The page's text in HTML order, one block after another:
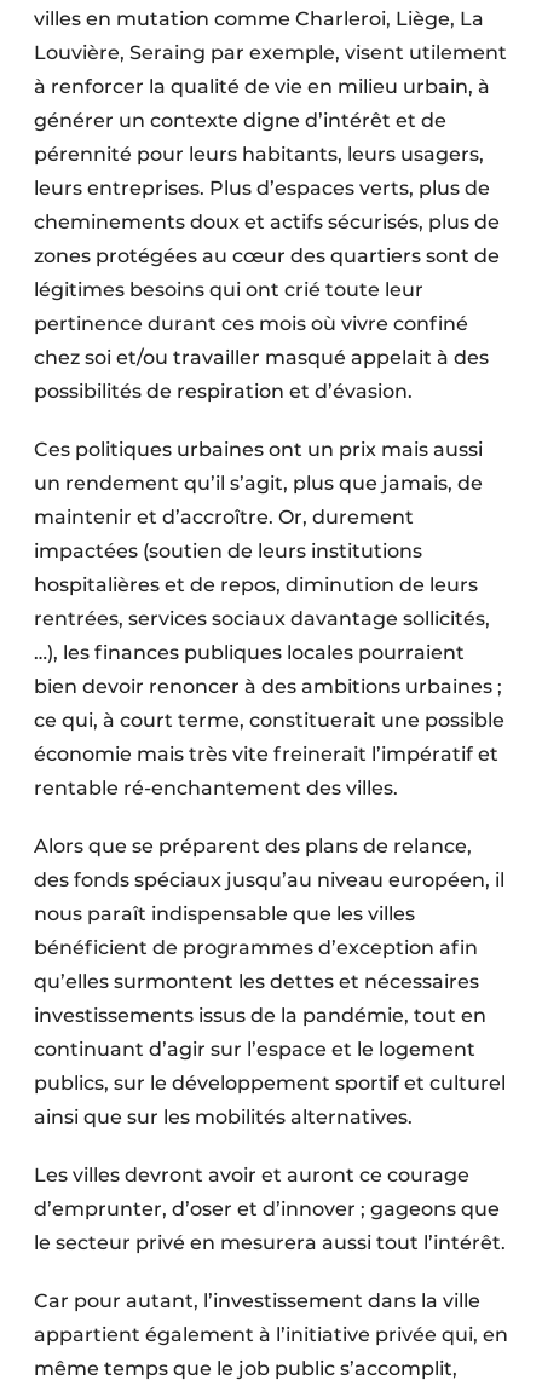
villes en mutation comme Charleroi, Liège, La
Louvière, Seraing par exemple, visent utilement
à renforcer la qualité de vie en milieu urbain, à
générer un contexte digne d’intérêt et de
pérennité pour leurs habitants, leurs usagers,
leurs entreprises. Plus d’espaces verts, plus de
cheminements doux et actifs sécurisés, plus de
zones protégées au cœur des quartiers sont de
légitimes besoins qui ont crié toute leur
pertinence durant ces mois où vivre confiné
chez soi et/ou travailler masqué appelait à des
possibilités de respiration et d’évasion.
Ces politiques urbaines ont un prix mais aussi
un rendement qu’il s’agit, plus que jamais, de
maintenir et d’accroître. Or, durement
impactées (soutien de leurs institutions
hospitalières et de repos, diminution de leurs
rentrées, services sociaux davantage sollicités,
…), les finances publiques locales pourraient
bien devoir renoncer à des ambitions urbaines ;
ce qui, à court terme, constituerait une possible
économie mais très vite freinerait l’impératif et
rentable ré-enchantement des villes.
Alors que se préparent des plans de relance,
des fonds spéciaux jusqu’au niveau européen, il
nous paraît indispensable que les villes
bénéficient de programmes d’exception afin
qu’elles surmontent les dettes et nécessaires
investissements issus de la pandémie, tout en
continuant d’agir sur l’espace et le logement
publics, sur le développement sportif et culturel
ainsi que sur les mobilités alternatives.
Les villes devront avoir et auront ce courage
d’emprunter, d’oser et d’innover ; gageons que
le secteur privé en mesurera aussi tout l’intérêt.
Car pour autant, l’investissement dans la ville
appartient également à l’initiative privée qui, en
même temps que le job public s’accomplit,